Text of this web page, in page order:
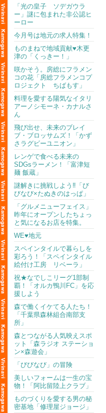
「光の皇子 ソデガウラ
ー」謎に包まれた非公認ヒ
ーロー
今月号は地元の求人特集！
ものまねで地域貢献♥木更
津の「くっきー！」
咲かそう。房総にフラメン
コの花「房総フラメンコプ
ロジェクト ちばもす」
料理を愛する陽気なイタリ
アーノシモーネ・カナルさ
ん
飛び出せ、未来のブレイ
ブ・ブロッサムズ！「かず
さラグビーユニオン」
レンゲで食べる未来の
SDGsラーメン！「富津短
麺 飯蔵」
謎解きに挑戦しよう‼「び
びなび×たぬきのはっぱ」
「グルメニューフェイス」
昨年にオープンしたちょっ
と気になるお店を特集。
WE♥地元
スペインタイルで暮らしを
彩ろう！「スペインタイル
絵付け工房 リベーラ」
祝★なでしこリーグ1部制
覇！「オルカ鴨川FC」を応
援しよう
森で働くイケてる人たち！
「千葉県森林組合南部支
所」
森とつながる人気映えスポ
ット「森ラジオ ステーショ
ン×森遊会」
「びびなび」の冒険
美しいフォームは一生の宝
物！「阿比留陸上クラブ」
ものづくりを愛する男の秘
密基地「修理屋ジョージ」